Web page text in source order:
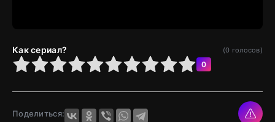
Как сериал? (0 голосов)
5 6 7 8 9 10 0
Поделиться: